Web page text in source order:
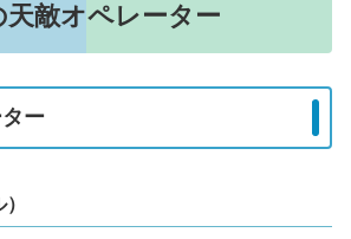
敵オペレーター
ー